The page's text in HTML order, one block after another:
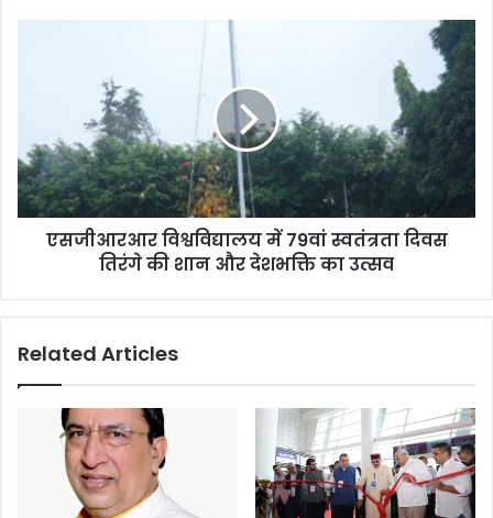
एसजीआरआर विश्वविद्यालय में 79वां स्वतंत्रता दिवस
तिरंगे की शान और देशभक्ति का उत्सव
Related Articles